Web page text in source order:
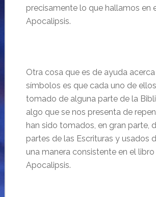
precisamente lo que hallamos en
Apocalipsis.
Otra cosa que es de ayuda
símbolos es que cada uno de
tomado de alguna parte de la
algo que se nos presenta de
han sido tomados, en gran parte,
partes de las Escrituras y usados
una manera consistente en el
Apocalipsis.